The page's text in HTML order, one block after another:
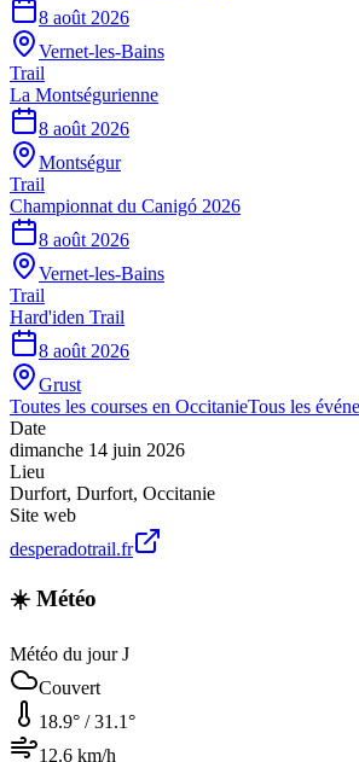
8 août 2026
Vernet-les-Bains
Trail
La Montségurienne
8 août 2026
Montségur
Trail
Championnat du Canigó 2026
8 août 2026
Vernet-les-Bains
Trail
Hard'iden Trail
8 août 2026
Grust
Toutes les courses en OccitanieTous les
Date
dimanche 14 juin 2026
Lieu
Durfort, Durfort, Occitanie
Site web
desperadotrail.fr
☀️ Météo
Météo du jour J
Couvert
18.9° /31.1°
12.6 km/h